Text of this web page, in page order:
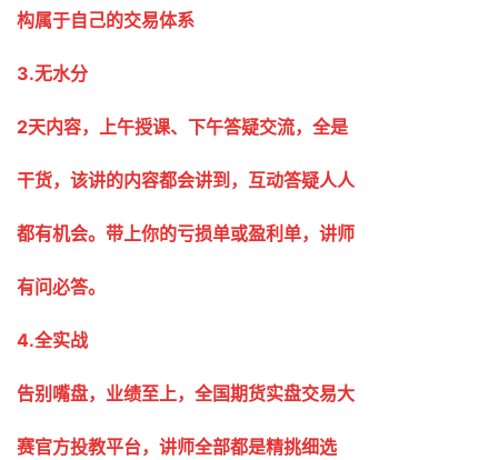
构属于自己的交易体系
3.无水分
2天内容，上午授课、下午答疑交流，全是
干货，该讲的内容都会讲到，互动答疑人人
都有机会。带上你的亏损单或盈利单，讲师
有问必答。
4.全实战
告别嘴盘，业绩至上，全国期货实盘交易大
赛官方投教平台，讲师全部都是精挑细选